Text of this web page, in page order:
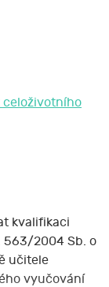
celoživotního
kvalifikaci
563/2004 Sb. o
učitele
vyučování